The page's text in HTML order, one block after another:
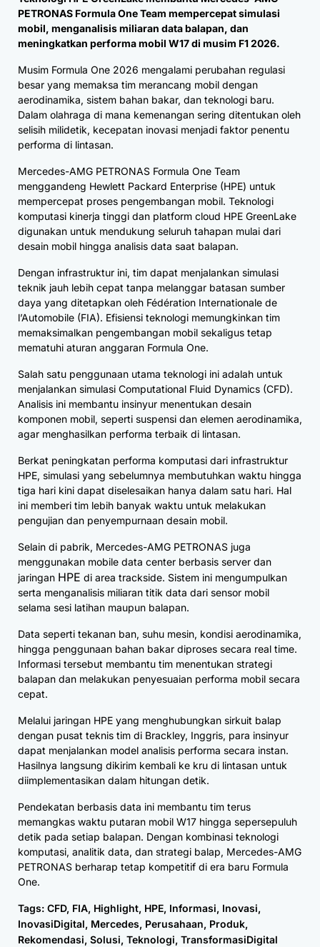
PETRONAS Formula One Team mempercepat simulasi
mobil, menganalisis miliaran data balapan, dan
meningkatkan performa mobil W17 di musim F1 2026.
Musim Formula One 2026 mengalami perubahan regulasi
besar yang memaksa tim merancang mobil dengan
aerodinamika, sistem bahan bakar, dan teknologi baru.
Dalam olahraga di mana kemenangan sering ditentukan oleh
selisih milidetik, kecepatan inovasi menjadi faktor penentu
performa di lintasan.
Mercedes-AMG PETRONAS Formula One Team
menggandeng Hewlett Packard Enterprise (HPE) untuk
mempercepat proses pengembangan mobil. Teknologi
komputasi kinerja tinggi dan platform cloud HPE GreenLake
digunakan untuk mendukung seluruh tahapan mulai dari
desain mobil hingga analisis data saat balapan.
Dengan infrastruktur ini, tim dapat menjalankan simulasi
teknik jauh lebih cepat tanpa melanggar batasan sumber
daya yang ditetapkan oleh Fédération Internationale de
l’Automobile (FIA). Efisiensi teknologi memungkinkan tim
memaksimalkan pengembangan mobil sekaligus tetap
mematuhi aturan anggaran Formula One.
Salah satu penggunaan utama teknologi ini adalah untuk
menjalankan simulasi Computational Fluid Dynamics (CFD).
Analisis ini membantu insinyur menentukan desain
komponen mobil, seperti suspensi dan elemen aerodinamika,
agar menghasilkan performa terbaik di lintasan.
Berkat peningkatan performa komputasi dari infrastruktur
HPE, simulasi yang sebelumnya membutuhkan waktu hingga
tiga hari kini dapat diselesaikan hanya dalam satu hari. Hal
ini memberi tim lebih banyak waktu untuk melakukan
pengujian dan penyempurnaan desain mobil.
Selain di pabrik, Mercedes-AMG PETRONAS juga
menggunakan mobile data center berbasis server dan
jaringan HPE di area trackside. Sistem ini mengumpulkan
serta menganalisis miliaran titik data dari sensor mobil
selama sesi latihan maupun balapan.
Data seperti tekanan ban, suhu mesin, kondisi aerodinamika,
hingga penggunaan bahan bakar diproses secara real time.
Informasi tersebut membantu tim menentukan strategi
balapan dan melakukan penyesuaian performa mobil secara
cepat.
Melalui jaringan HPE yang menghubungkan sirkuit balap
dengan pusat teknis tim di Brackley, Inggris, para insinyur
dapat menjalankan model analisis performa secara instan.
Hasilnya langsung dikirim kembali ke kru di lintasan untuk
diimplementasikan dalam hitungan detik.
Pendekatan berbasis data ini membantu tim terus
memangkas waktu putaran mobil W17 hingga sepersepuluh
detik pada setiap balapan. Dengan kombinasi teknologi
komputasi, analitik data, dan strategi balap, Mercedes-AMG
PETRONAS berharap tetap kompetitif di era baru Formula
One.
Tags: CFD, FIA, Highlight, HPE, Informasi, Inovasi,
InovasiDigital, Mercedes, Perusahaan, Produk,
Rekomendasi, Solusi, Teknologi, TransformasiDigital